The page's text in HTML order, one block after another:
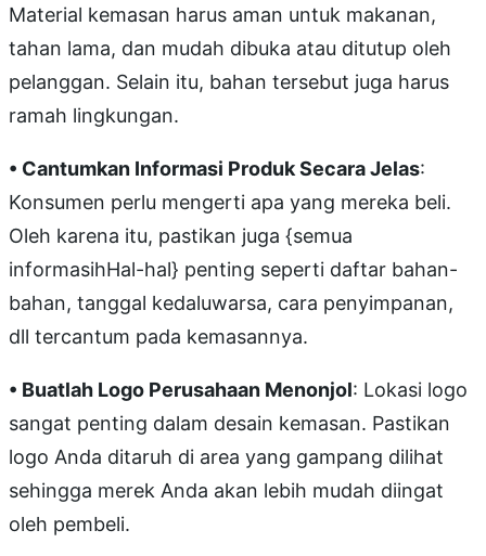
Material kemasan harus aman untuk makanan,
tahan lama, dan mudah dibuka atau ditutup oleh
pelanggan. Selain itu, bahan tersebut juga harus
ramah lingkungan.
• Cantumkan Informasi Produk Secara Jelas:
Konsumen perlu mengerti apa yang mereka beli.
Oleh karena itu, pastikan juga {semua
informasihHal-hal} penting seperti daftar bahan-
bahan, tanggal kedaluwarsa, cara penyimpanan,
dll tercantum pada kemasannya.
• Buatlah Logo Perusahaan Menonjol: Lokasi logo
sangat penting dalam desain kemasan. Pastikan
logo Anda ditaruh di area yang gampang dilihat
sehingga merek Anda akan lebih mudah diingat
oleh pembeli.